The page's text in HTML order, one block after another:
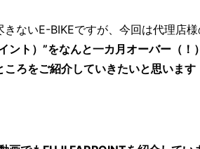
ないE-BIKEですが、今回は代理店
ント）”をなんと一カ月オーバー（
ろをご紹介していきたいと思います